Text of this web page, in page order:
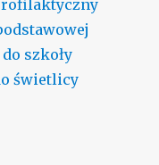
szkoły
świetlicy